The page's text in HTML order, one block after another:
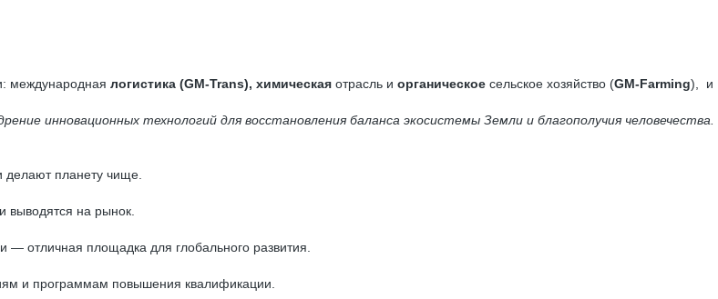
международная логистика (GM-Trans), химическая отрасль и органическое сельское хозяйство (GM-Farming), и
инновационных технологий для восстановления баланса экосистемы Земли и благополучия человечества.
делают планету чище.
выводятся на рынок.
отличная площадка для глобального развития.
и программам повышения квалификации.